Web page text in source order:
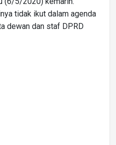
tidak ikut dalam agenda
dewan dan staf DPRD